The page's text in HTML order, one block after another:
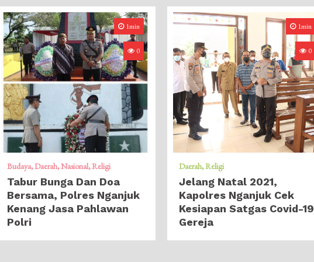
1min
0
Budaya Daerah Nasional Religi
Tabur Bunga Dan Doa
Bersama, Polres Nganjuk
Kenang Jasa Pahlawan
Polri
1min
0
Daerah Religi
Jelang Natal 2021,
Kapolres Nganjuk Cek
Kesiapan Satgas Covid-19
Gereja